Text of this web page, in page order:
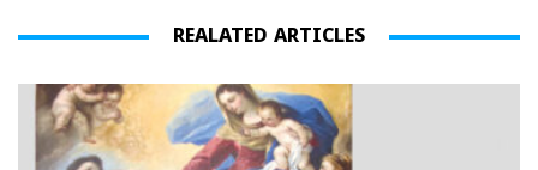
REALATED ARTICLES